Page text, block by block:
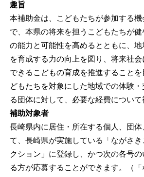
趣旨
本補助金は、こどもたちが参加する機
で、本県の将来を担うこどもたちが
の能力と可能性を高めるとともに、
を育成する力の向上を図り、将来社
できるこどもの育成を推進することを
どもたちを対象にした地域での体験
る団体に対して、必要な経費について
補助対象者
長崎県内に居住・所在する個人、団体
て、長崎県が実施している「ながさ
クション」に登録し、かつ次の各号
る方が応募することができます。（